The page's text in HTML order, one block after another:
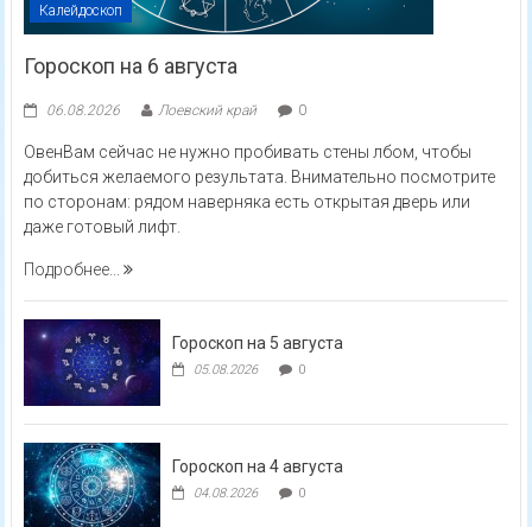
Калейдоскоп
Гороскоп на 6 августа
06.08.2026 Лоевский край 0
ОвенВам сейчас не нужно пробивать стены лбом, чтобы
добиться желаемого результата. Внимательно посмотрите
по сторонам: рядом наверняка есть открытая дверь или
даже готовый лифт.
Подробнее...
Гороскоп на 5 августа
05.08.2026 0
Гороскоп на 4 августа
04.08.2026 0